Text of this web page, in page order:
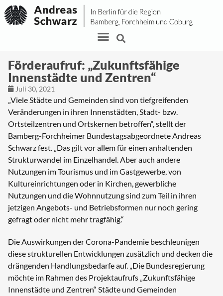
Förderaufruf: „Zukunftsfähige
Innenstädte und Zentren“
Juli 30, 2021
„Viele Städte und Gemeinden sind von tiefgreifenden
Veränderungen in ihren Innenstädten, Stadt- bzw.
Ortsteilzentren und Ortskernen betroffen“, stellt der
Bamberg-Forchheimer Bundestagsabgeordnete Andreas
Schwarz fest. „Das gilt vor allem für einen anhaltenden
Strukturwandel im Einzelhandel. Aber auch andere
Nutzungen im Tourismus und im Gastgewerbe, von
Kultureinrichtungen oder in Kirchen, gewerbliche
Nutzungen und die Wohnnutzung sind zum Teil in ihren
jetzigen Angebots- und Betriebsformen nur noch gering
gefragt oder nicht mehr tragfähig.“
Die Auswirkungen der Corona-Pandemie beschleunigen
diese strukturellen Entwicklungen zusätzlich und decken die
drängenden Handlungsbedarfe auf. „Die Bundesregierung
möchte im Rahmen des Projektaufrufs „Zukunftsfähige
Innenstädte und Zentren“ Städte und Gemeinden